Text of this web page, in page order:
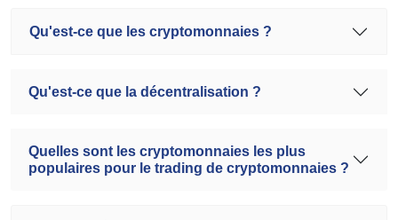
Qu'est-ce que les cryptomonnaies ?
Qu'est-ce que la décentralisation ?
Quelles sont les cryptomonnaies les plus
populaires pour le trading de cryptomonnaies ?